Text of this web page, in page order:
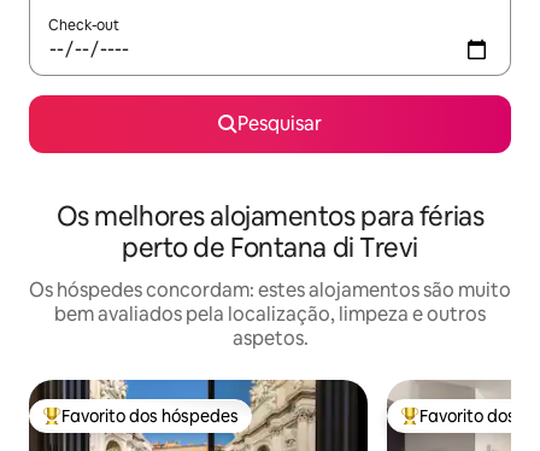
Check-out
Pesquisar
Os melhores alojamentos para férias
perto de Fontana di Trevi
Os hóspedes concordam: estes alojamentos são muito
bem avaliados pela localização, limpeza e outros
aspetos.
Favoritos dos hóspedes mais apreciados
Favorito dos hóspedes Favoritos dos
Favorito dos